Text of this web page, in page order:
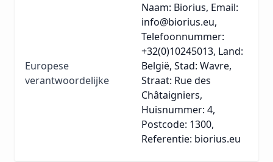
Europese
verantwoordelijke
Naam: Biorius, Email:
info@biorius.eu,
Telefoonnummer:
+32(0)10245013, Land:
België, Stad: Wavre,
Straat: Rue des
Châtaigniers,
Huisnummer: 4,
Postcode: 1300,
Referentie: biorius.eu